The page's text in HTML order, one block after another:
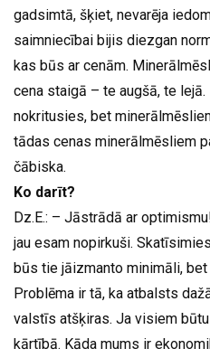
gadsimtā, šķiet, nevarēja
saimniecībai bijis diezgan
kas būs ar cenām.
cena staigā – te augšā, te
nokritusies, bet
tādas cenas minerālmēsliem
čābiska.
Ko darīt?
Dz.E.: – Jāstrādā ar
jau esam nopirkuši.
būs tie jāizmanto minimāli,
Problēma ir tā, ka atbalsts
valstīs atšķiras. Ja visiem
kārtībā. Kāda mums ir